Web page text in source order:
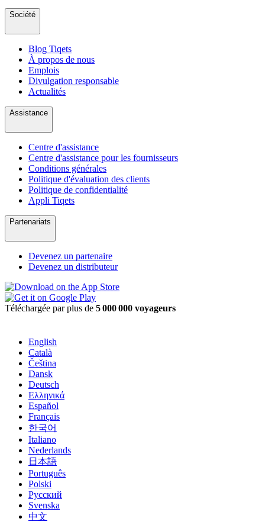
Société
Blog Tiqets
À propos de nous
Emplois
Divulgation responsable
Actualités
Assistance
Centre d'assistance
Centre d'assistance pour les fournisseurs
Conditions générales
Politique d'évaluation des clients
Politique de confidentialité
Appli Tiqets
Partenariats
Devenez un partenaire
Devenez un distributeur
Téléchargée par plus de 5 000 000 voyageurs
English
Català
Čeština
Dansk
Deutsch
Ελληνικά
Español
Français
한국어
Italiano
Nederlands
日本語
Português
Polski
Русский
Svenska
中文